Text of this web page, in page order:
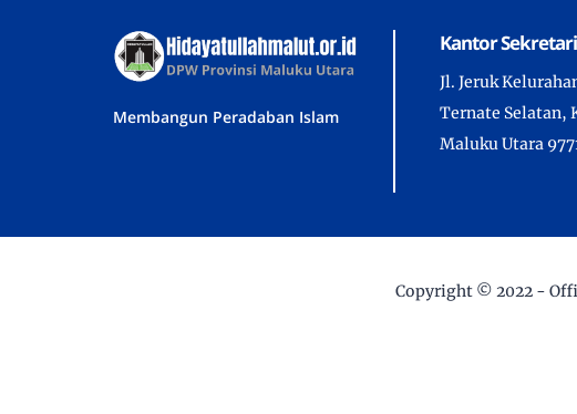
Membangun Peradaban Islam
Kantor
Jl. Jeruk
Ternate Selatan,
Maluku Utara
Copyright © 2022 -